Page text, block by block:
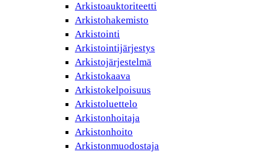
Arkistoauktoriteetti
Arkistohakemisto
Arkistointi
Arkistointijärjestys
Arkistojärjestelmä
Arkistokaava
Arkistokelpoisuus
Arkistoluettelo
Arkistonhoitaja
Arkistonhoito
Arkistonmuodostaja